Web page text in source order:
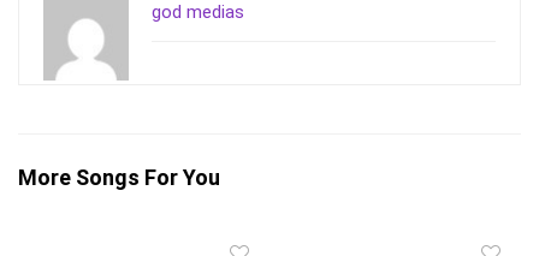
god medias
More Songs For You